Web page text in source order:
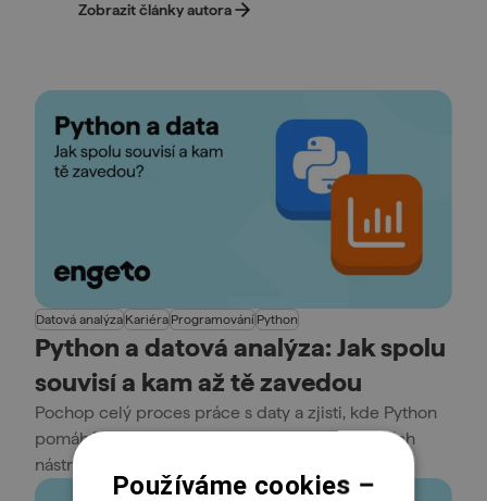
Zobrazit články autora
Datová analýza Kariéra Programování Python
Python a datová analýza: Jak spolu
souvisí a kam až tě zavedou
Pochop celý proces práce s daty a zjisti, kde Python
pomáhá, a proč je dnes jedním z nejdůležitějších
nástrojů (nejen) v datové kariéře!
Používáme cookies –